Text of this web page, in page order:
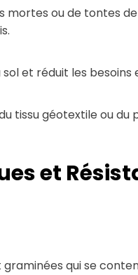
mortes ou de tontes
et réduit les besoins
tissu géotextile ou du
et
qui se